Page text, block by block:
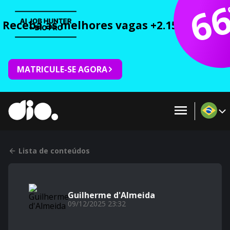
Receba as melhores vagas +2.150 cursos
MATRICULE-SE AGORA
Lista de conteúdos
Guilherme d'Almeida
09/12/2025 23:32